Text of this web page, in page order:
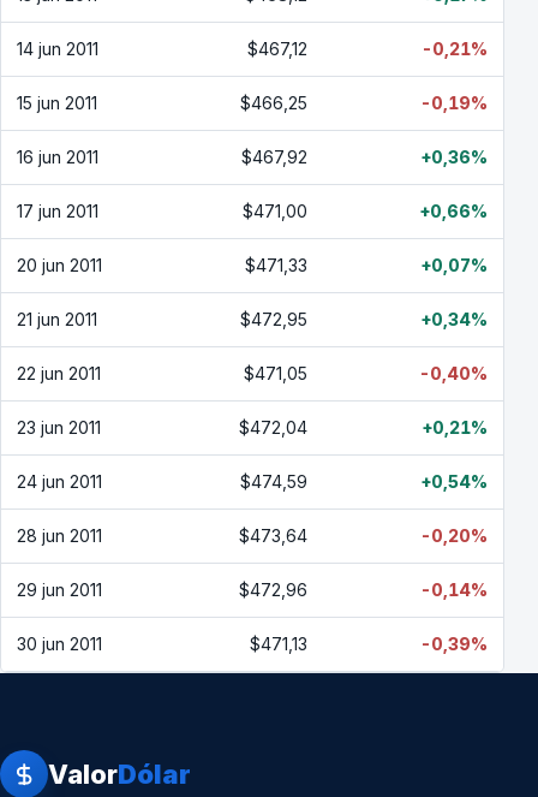
14 jun 2011 $467,12 -0,21%
15 jun 2011 $466,25 -0,19%
16 jun 2011 $467,92 +0,36%
17 jun 2011 $471,00 +0,66%
20 jun 2011 $471,33 +0,07%
21 jun 2011 $472,95 +0,34%
22 jun 2011 $471,05 -0,40%
23 jun 2011 $472,04 +0,21%
24 jun 2011 $474,59 +0,54%
28 jun 2011 $473,64 -0,20%
29 jun 2011 $472,96 -0,14%
30 jun 2011 $471,13 -0,39%
ValorDólar